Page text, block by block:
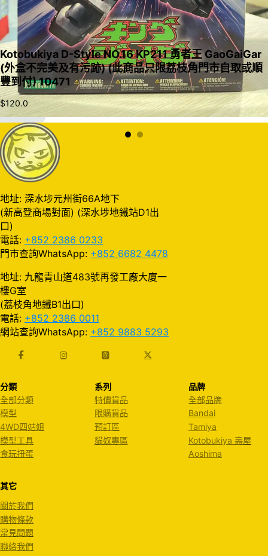
入購物車
Kotobukiya D-Style NO.16 KP211 勇者王 GaoGaiGar
(外盒不完美及有污跡) (此商品只限荔枝角門市自取或順
豐到付) 10471
$120.0
地址: 深水埗元州街66A地下
(新高登商場對面) (深水埗地鐵站D1出
口)
電話: +852 2386 0233
門市查詢WhatsApp: +852 6682 4478
地址: 九龍青山道483號再發工廠大廈一
樓G室
(荔枝角地鐵B1出口)
電話: +852 2386 0011
網站查詢WhatsApp: +852 9883 5293
分類
全部分類
模型
4WD四姑姐
模型工具
食玩扭蛋
系列
特價貨品
限購貨品
預訂區
貓奴專區
品牌
全部品牌
Bandai
Tamiya
Kotobukiya 壽屋
Aoshima
其它
關於我們
購物條款
常見問題
聯絡我們